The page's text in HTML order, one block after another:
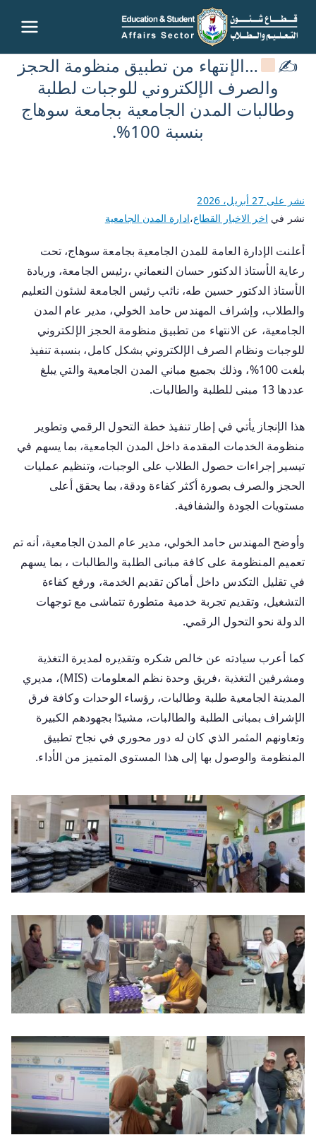
قطاع
شئون
التعليم
سوهاج
✍
…الإنتهاء من تطبيق منظومة الحجز
والصرف الإلكتروني للوجبات لطلبة
وطالبات المدن الجامعية بجامعة سوهاج
بنسبة 100%.
نشر على27 أبريل، 2026
نشر في اخر الاخبار القطاع،ادارة المدن الجامعية
أعلنت الإدارة العامة للمدن الجامعية بجامعة سوهاج، تحت
رعاية الأستاذ الدكتور حسان النعماني ،رئيس الجامعة، وريادة
الأستاذ الدكتور حسين طه، نائب رئيس الجامعة لشئون التعليم
والطلاب، وإشراف المهندس حامد الخولي، مدير عام المدن
الجامعية، عن الانتهاء من تطبيق منظومة الحجز الإلكتروني
للوجبات ونظام الصرف الإلكتروني بشكل كامل، بنسبة تنفيذ
بلغت 100%، وذلك بجميع مباني المدن الجامعية والتي يبلغ
عددها 13 مبنى للطلبة والطالبات.
هذا الإنجاز يأتي في إطار تنفيذ خطة التحول الرقمي وتطوير
منظومة الخدمات المقدمة داخل المدن الجامعية، بما يسهم في
تيسير إجراءات حصول الطلاب على الوجبات، وتنظيم عمليات
الحجز والصرف بصورة أكثر كفاءة ودقة، بما يحقق أعلى
مستويات الجودة والشفافية.
وأوضح المهندس حامد الخولي، مدير عام المدن الجامعية، أنه تم
تعميم المنظومة على كافة مبانى الطلبة والطالبات ، بما يسهم
في تقليل التكدس داخل أماكن تقديم الخدمة، ورفع كفاءة
التشغيل، وتقديم تجربة خدمية متطورة تتماشى مع توجهات
الدولة نحو التحول الرقمي.
كما أعرب سيادته عن خالص شكره وتقديره لمديرة التغذية
ومشرفين التغذية ،فريق وحدة نظم المعلومات (MIS)، مديري
المدينة الجامعية طلبة وطالبات، رؤساء الوحدات وكافة فرق
الإشراف بمبانى الطلبة والطالبات، مشيدًا بجهودهم الكبيرة
وتعاونهم المثمر الذي كان له دور محوري في نجاح تطبيق
المنظومة والوصول بها إلى هذا المستوى المتميز من الأداء.